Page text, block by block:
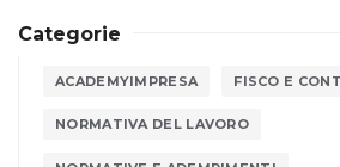
Categorie
ACADEMYIMPRESA FISCO E
NORMATIVA DEL LAVORO